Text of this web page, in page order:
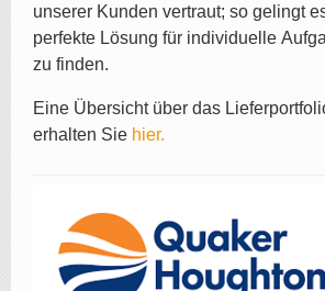
unserer Kunden vertraut; so gelingt
perfekte Lösung für individuelle
zu finden.
Eine Übersicht über das
erhalten Sie hier.